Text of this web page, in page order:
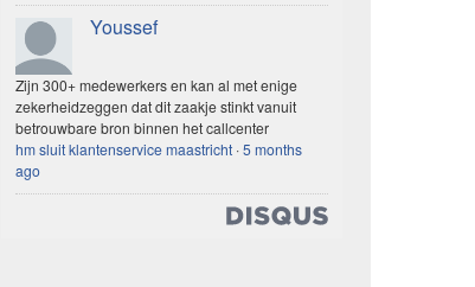
Youssef
Zijn 300+ medewerkers en kan al met enige
zekerheidzeggen dat dit zaakje stinkt vanuit
betrouwbare bron binnen het callcenter
hm sluit klantenservice maastricht ·5 months
ago